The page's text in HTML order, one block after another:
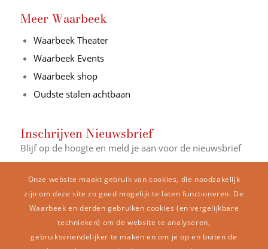
Meer Waarbeek
Waarbeek Theater
Waarbeek Events
Waarbeek shop
Oudste stalen achtbaan
Inschrijven Nieuwsbrief
Blijf op de hoogte en meld je aan voor de nieuwsbrief
Naam
Onze website maakt gebruik van cookies, die noodzakelijk
zijn om deze site zo goed mogelijk te laten functioneren. De
Waarbeek en derden gebruiken cookies (en vergelijkbare
technieken) om de website te analyseren,
gebruiksvriendelijker te maken en om je op en buiten de